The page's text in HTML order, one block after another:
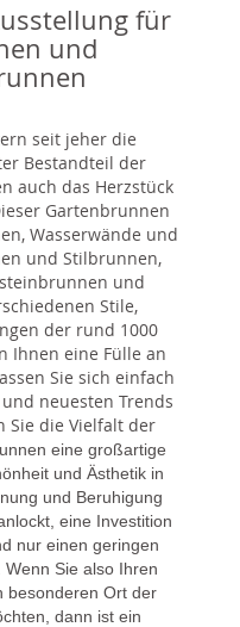
für
und
seit jeher die
Bestandteil der
auch das Herzstück
Gartenbrunnen
Wasserwände und
und Stilbrunnen,
und
Stile,
der rund 1000
Ihnen eine Fülle an
Sie sich einfach
neuesten Trends
Sie die Vielfalt der
eine großartige
und Ästhetik in
und Beruhigung
eine Investition
nur einen geringen
Sie also Ihren
besonderen Ort der
dann ist ein